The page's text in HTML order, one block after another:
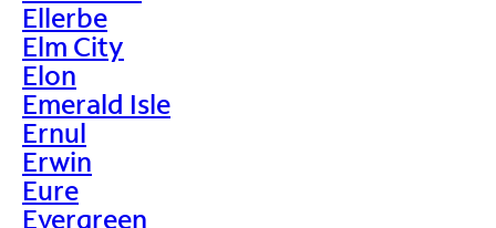
Ellerbe
Elm City
Elon
Emerald Isle
Ernul
Erwin
Eure
Evergreen